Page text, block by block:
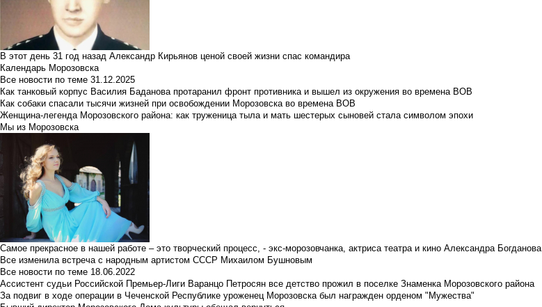
В этот день 31 год назад Александр Кирьянов ценой своей жизни спас командира
Календарь Морозовска
Все новости по теме 31.12.2025
Как танковый корпус Василия Баданова протаранил фронт противника и вышел из окружения во времена ВОВ
Как собаки спасали тысячи жизней при освобождении Морозовска во времена ВОВ
Женщина-легенда Морозовского района: как труженица тыла и мать шестерых сыновей стала символом эпохи
Мы из Морозовска
Самое прекрасное в нашей работе – это творческий процесс, - экс-морозовчанка, актриса театра и кино Александра Богданова
Все изменила встреча с народным артистом СССР Михаилом Бушновым
Все новости по теме 18.06.2022
Ассистент судьи Российской Премьер-Лиги Варанцо Петросян все детство прожил в поселке Знаменка Морозовского района
За подвиг в ходе операции в Чеченской Республике уроженец Морозовска был награжден орденом "Мужества"